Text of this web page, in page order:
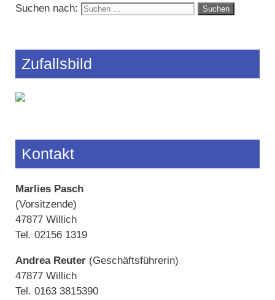
Suchen nach:
Zufallsbild
Kontakt
Marlies Pasch
(Vorsitzende)
47877 Willich
Tel. 02156 1319
Andrea Reuter (Geschäftsführerin)
47877 Willich
Tel. 0163 3815390